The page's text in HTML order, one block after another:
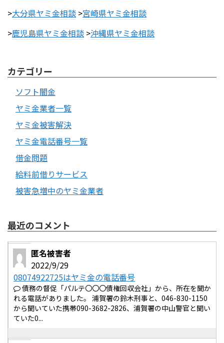
>大分県ヤミ金相談 >宮崎県ヤミ金相談
>鹿児島県ヤミ金相談 >沖縄県ヤミ金相談
カテゴリー
ソフト闇金
ヤミ金業者一覧
ヤミ金被害解決
ヤミ金電話番号一覧
借金問題
給料前借りサービス
被害急増中のヤミ金業者
最近のコメント
匿名被害者
2022/9/29
08074922725はヤミ金の電話番号
債務の督促「パルテ〇〇〇債権回収会社」から、所在を聞か
れる電話がありました。 浦賀署の鈴木刑事と、046-830-1150
から聞いていた携帯090-3682-2826、浦賀署の中山警官と聞い
ていた0...